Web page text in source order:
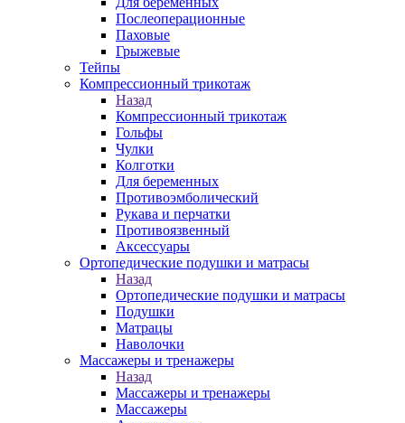
Послеоперационные
Паховые
Грыжевые
Тейпы
Компрессионный трикотаж
Назад
Компрессионный трикотаж
Гольфы
Чулки
Колготки
Для беременных
Противоэмболический
Рукава и перчатки
Противоязвенный
Аксессуары
Ортопедические подушки и матрасы
Назад
Ортопедические подушки и матрасы
Подушки
Матрацы
Наволочки
Массажеры и тренажеры
Назад
Массажеры и тренажеры
Массажеры